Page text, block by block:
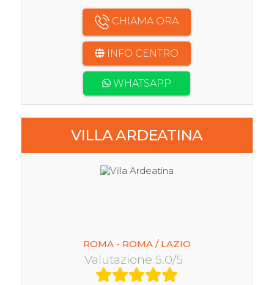
CHIAMA ORA
INFO CENTRO
WHATSAPP
VILLA ARDEATINA
ROMA - ROMA / LAZIO
Valutazione 5.0/5